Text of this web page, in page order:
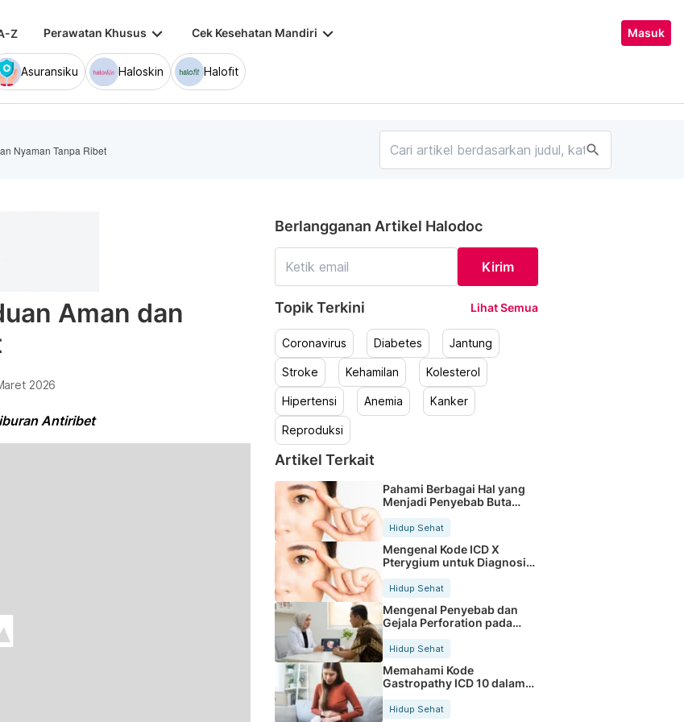
Z Perawatan Khusus keyboard_arrow_down Cek Kesehatan Mandiri keyboard_arrow_down Masuk
Asuransiku Haloskin Halofit
Nyaman Tanpa Ribet search
Aman dan
2026
Antiribet
Berlangganan Artikel Halodoc
Kirim
Topik Terkini Lihat Semua
Coronavirus Diabetes Jantung
Stroke Kehamilan Kolesterol
Hipertensi Anemia Kanker
Reproduksi
Artikel Terkait
Pahami Berbagai Hal yang
Menjadi Penyebab Buta
Hidup Sehat
Mengenal Kode ICD X
Pterygium untuk Diagnosis
Hidup Sehat
Mengenal Penyebab dan
Gejala Perforation pada
Tubuh
Hidup Sehat
Memahami Kode
Gastropathy ICD 10 dalam
Rekam Medis Pasien
Hidup Sehat